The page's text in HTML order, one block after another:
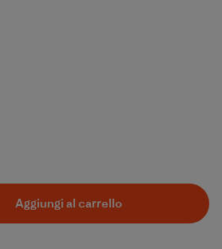
Aggiungi al carrello